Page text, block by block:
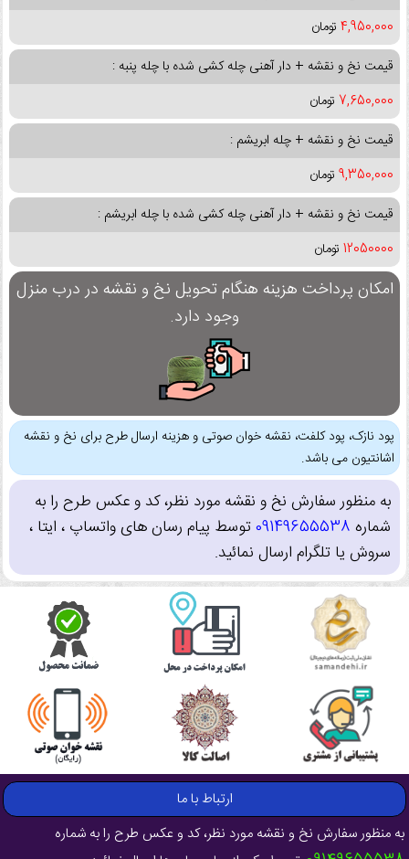
4,950,000 تومان
قیمت نخ و نقشه + دار آهنی چله کشی شده با چله پنبه :
7,650,000 تومان
قیمت نخ و نقشه + چله ابریشم :
9,350,000 تومان
قیمت نخ و نقشه + دار آهنی چله کشی شده با چله ابریشم :
12050000 تومان
امکان پرداخت هزینه هنگام تحویل نخ و نقشه در درب منزل
وجود دارد.
پود نازک، پود کلفت، نقشه خوان صوتی و هزینه ارسال طرح برای نخ و نقشه
اشانتیون می باشد.
به منظور سفارش نخ و نقشه مورد نظر، کد و عکس طرح را به
شماره 09149655538توسط پیام رسان های واتساپ ، ایتا ،
سروش یا تلگرام ارسال نمائید.
ارتباط با ما
به منظور سفارش نخ و نقشه مورد نظر، کد و عکس طرح را به شماره